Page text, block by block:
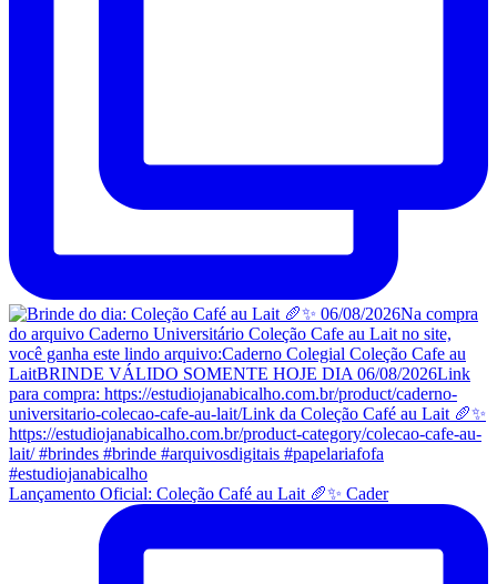
Lançamento Oficial: Coleção Café au Lait 🥖✨ Cader